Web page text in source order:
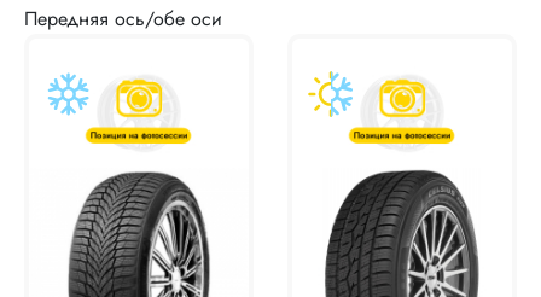
Передняя ось/обе оси